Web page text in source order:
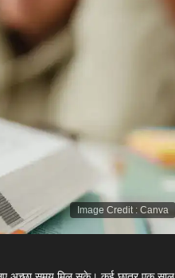
Image Credit: Canva